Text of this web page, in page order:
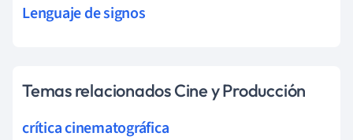
Lenguaje de signos
Temas relacionados Cine y Producción
crítica cinematográfica